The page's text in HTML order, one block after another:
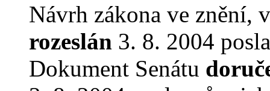
Návrh zákona ve znění,
rozeslán 3. 8. 2004
Dokument Senátu